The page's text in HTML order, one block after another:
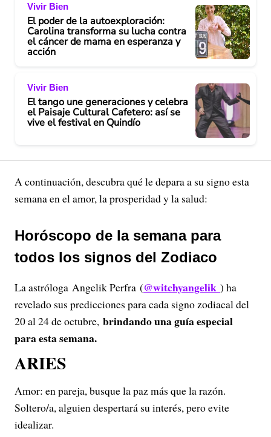
o
Vivir Bien
El poder de la autoexploración:
Carolina transforma su lucha contra
el cáncer de mama en esperanza y
acción
Vivir Bien
El tango une generaciones y celebra
el Paisaje Cultural Cafetero: así se
vive el festival en Quindío
A continuación, descubra qué le depara a su signo esta
semana en el amor, la prosperidad y la salud:
Horóscopo de la semana para
todos los signos del Zodiaco
La astróloga Angelik Perfra (@witchyangelik ) ha
revelado sus predicciones para cada signo zodiacal del
20 al 24 de octubre, brindando una guía especial
para esta semana.
ARIES
Amor: en pareja, busque la paz más que la razón.
Soltero/a, alguien despertará su interés, pero evite
idealizar.